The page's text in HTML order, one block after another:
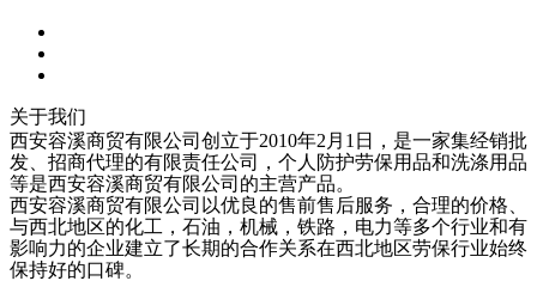
关于我们
西安容溪商贸有限公司创立于2010年2月1日，是一家集经销批
发、招商代理的有限责任公司，个人防护劳保用品和洗涤用品
等是西安容溪商贸有限公司的主营产品。
西安容溪商贸有限公司以优良的售前售后服务，合理的价格、
与西北地区的化工，石油，机械，铁路，电力等多个行业和有
影响力的企业建立了长期的合作关系在西北地区劳保行业始终
保持好的口碑。